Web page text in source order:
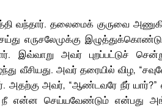
வந்தார். தலைமைக் குருவை
எருசலேமுக்கு
இவ்வாறு அவர் புறப்பட்டுச்
வீசியது. அவர் தரையில் விழ,
அதற்கு அவர், “ஆண்டவரே நீர் யார்?”
நீ என்ன செய்யவேண்டும் என்பது